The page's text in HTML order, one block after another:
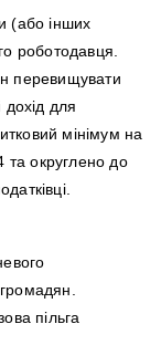
(або інших
роботодавця.
перевищувати
дохід для
мінімум на
та округлено до
пільга